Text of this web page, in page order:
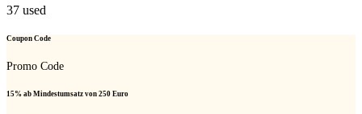
37 used
Coupon Code
Promo Code
15% ab Mindestumsatz von 250 Euro